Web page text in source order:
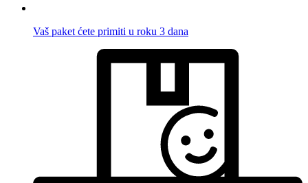
Vaš paket ćete primiti u roku 3 dana